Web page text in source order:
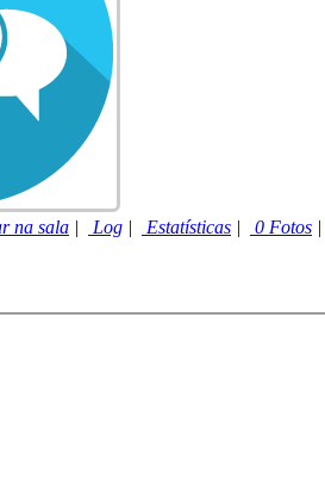
na sala | Log | Estatísticas | 0 Fotos